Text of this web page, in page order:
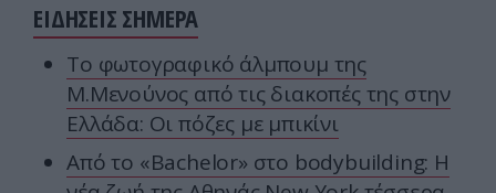
ΕΙΔΗΣΕΙΣ ΣΗΜΕΡΑ
Το φωτογραφικό άλμπουμ της
Μ.Μενούνος από τις διακοπές της στην
Ελλάδα: Οι πόζες με μπικίνι
Από το «Bachelor» στο bodybuilding: Η